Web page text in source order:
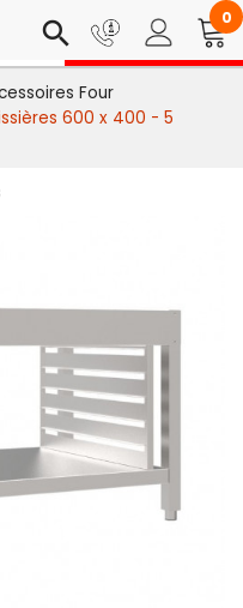
search 0
Four
600 x 400 - 5